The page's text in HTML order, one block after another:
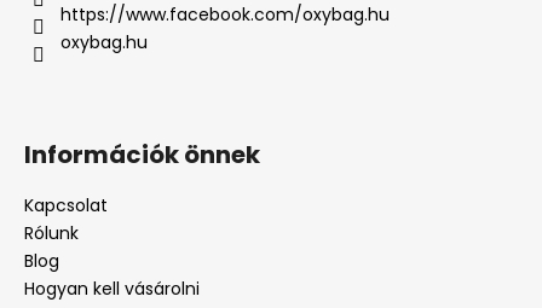
https://www.facebook.com/oxybag.hu
oxybag.hu
Információk önnek
Kapcsolat
Rólunk
Blog
Hogyan kell vásárolni